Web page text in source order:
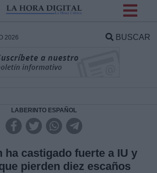
2026 BUSCAR
LABERINTO ESPAÑOL
ha castigado fuerte a IU y
pierden diez escaños